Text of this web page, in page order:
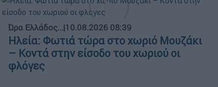
Ώρα Ελλάδος...|10.08.2026 08:39
Ηλεία: Φωτιά τώρα στο χωριό Μουζάκι
– Κοντά στην είσοδο του χωριού οι
φλόγες